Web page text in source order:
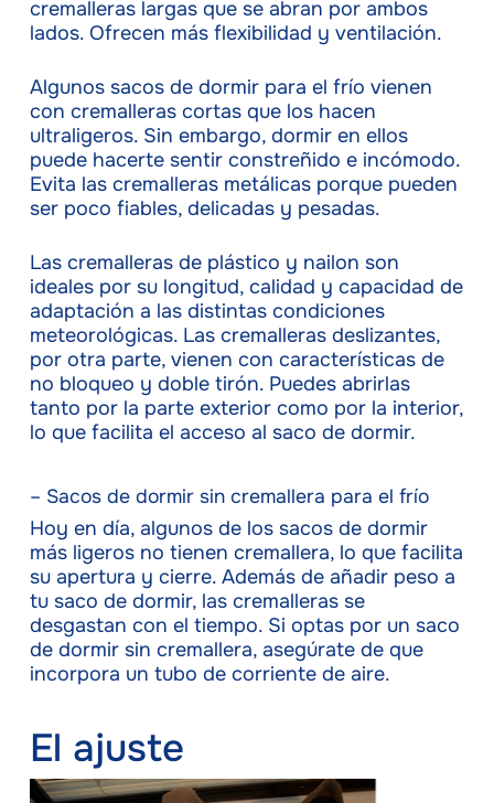
cremalleras largas que se abran por ambos
lados. Ofrecen más flexibilidad y ventilación.
Algunos sacos de dormir para el frío vienen
con cremalleras cortas que los hacen
ultraligeros. Sin embargo, dormir en ellos
puede hacerte sentir constreñido e incómodo.
Evita las cremalleras metálicas porque pueden
ser poco fiables, delicadas y pesadas.
Las cremalleras de plástico y nailon son
ideales por su longitud, calidad y capacidad de
adaptación a las distintas condiciones
meteorológicas. Las cremalleras deslizantes,
por otra parte, vienen con características de
no bloqueo y doble tirón. Puedes abrirlas
tanto por la parte exterior como por la interior,
lo que facilita el acceso al saco de dormir.
– Sacos de dormir sin cremallera para el frío
Hoy en día, algunos de los sacos de dormir
más ligeros no tienen cremallera, lo que facilita
su apertura y cierre. Además de añadir peso a
tu saco de dormir, las cremalleras se
desgastan con el tiempo. Si optas por un saco
de dormir sin cremallera, asegúrate de que
incorpora un tubo de corriente de aire.
El ajuste